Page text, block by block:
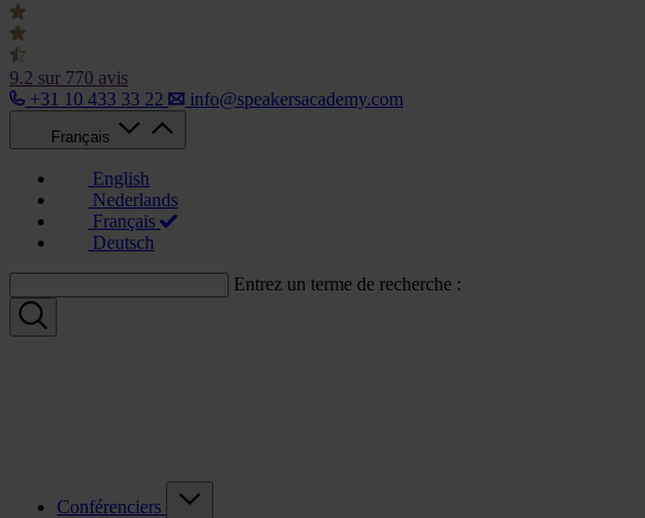
9.2 sur 770 avis
+31 10 433 33 22
info@speakersacademy.com
Français
English
Nederlands
Français
Deutsch
Entrez un terme de recherche :
Conférenciers